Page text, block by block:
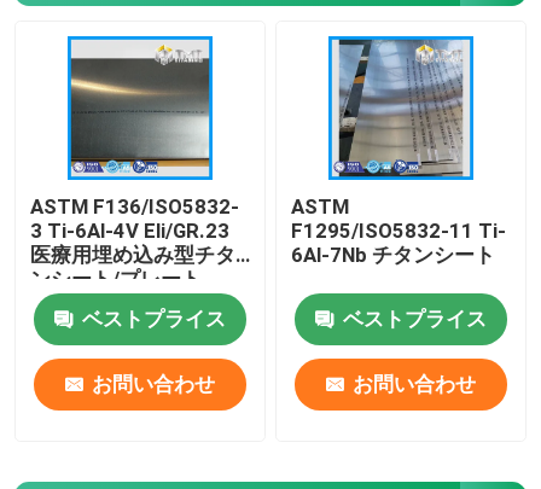
ビデオ
企業情報
会社案内
品質管理
お問い合わせ
見積依頼
ASTM F136/ISO5832-
3 Ti-6Al-4V Eli/GR.23
医療用埋め込み型チタ
ンシート/プレート
ベストプライス
お問い合わせ
ASTM
F1295/ISO5832-11 Ti-
6Al-7Nb チタンシート
ベストプライス
お問い合わせ